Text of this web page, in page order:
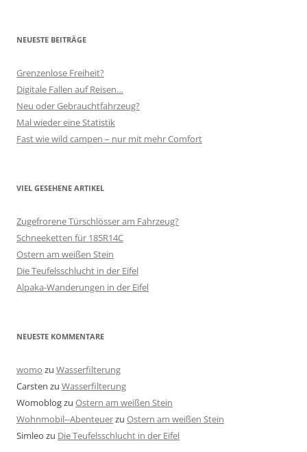
NEUESTE BEITRÄGE
Grenzenlose Freiheit?
Digitale Fallen auf Reisen…
Neu oder Gebrauchtfahrzeug?
Mal wieder eine Statistik
Fast wie wild campen – nur mit mehr Comfort
VIEL GESEHENE ARTIKEL
Zugefrorene Türschlösser am Fahrzeug?
Schneeketten für 185R14C
Ostern am weißen Stein
Die Teufelsschlucht in der Eifel
Alpaka-Wanderungen in der Eifel
NEUESTE KOMMENTARE
womo zu Wasserfilterung
Carsten zu Wasserfilterung
Womoblogzu Ostern am weißen Stein
Wohnmobil--Abenteuerzu Ostern am weißen Stein
Simleo zu Die Teufelsschlucht in der Eifel